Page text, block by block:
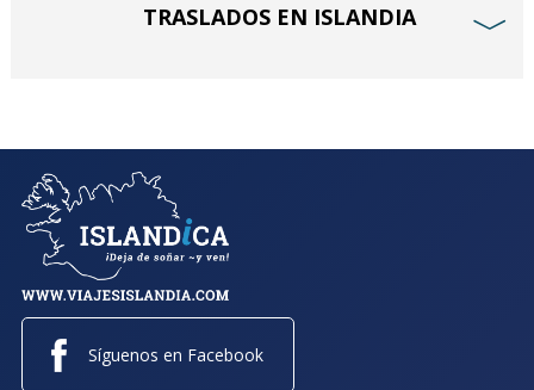
TRASLADOS EN ISLANDIA ﹀
Síguenos en Facebook